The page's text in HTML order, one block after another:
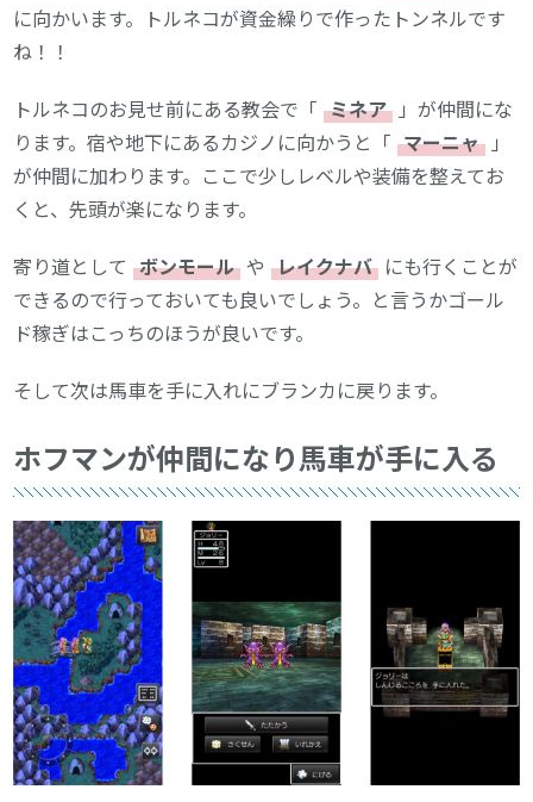
に向かいます。トルネコが資金繰りで作ったトンネルです
ね！！
トルネコのお見せ前にある教会で「 ミネア 」が仲間にな
ります。宿や地下にあるカジノに向かうと「 マーニャ 」
が仲間に加わります。ここで少しレベルや装備を整えてお
くと、先頭が楽になります。
寄り道として ボンモール や レイクナバ にも行くことが
できるので行っておいても良いでしょう。と言うかゴール
ド稼ぎはこっちのほうが良いです。
そして次は馬車を手に入れにブランカに戻ります。
ホフマンが仲間になり馬車が手に入る